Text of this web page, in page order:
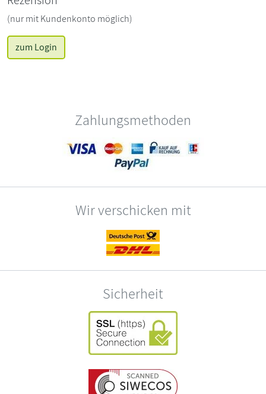
(nur mit Kundenkonto möglich)
zum Login
Zahlungsmethoden
Wir verschicken mit
Sicherheit